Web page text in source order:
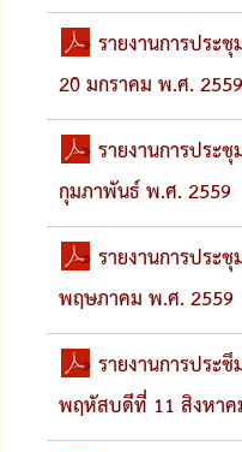
» รายงานการปร
20 มกราคม พ.ศ. 2559
» รายงานการปร
กุมภาพันธ์ พ.ศ. 2559
» รายงานการปร
พฤษภาคม พ.ศ. 2559
» รายงานการปร
พฤหัสบดีที่ 11 สิงหา